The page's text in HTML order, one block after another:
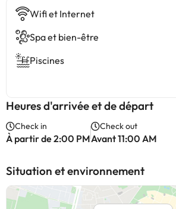
Wifi et Internet
Spa et bien-être
Piscines
Heures d'arrivée et de départ
Check in
À partir de 2:00 PM
Check out
Avant 11:00 AM
Situation et environnement